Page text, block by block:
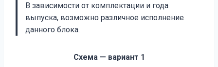
В зависимости от комплектации и года
выпуска, возможно различное исполнение
данного блока.
Схема — вариант 1